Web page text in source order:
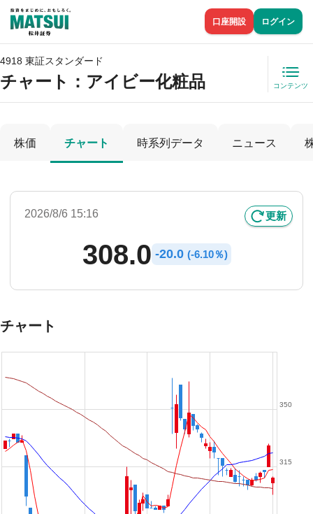
口座開設 ログイン
4918 東証スタンダード
チャート： アイビー化粧品 コンテンツ
株価 チャート 時系列データ ニュース
2026/8/6 15:16 更新
308.0 -20.0 (-6.10％)
チャート
315
350